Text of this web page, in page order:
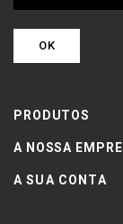
PRODUTOS
A NOSSA
A SUA CONTA